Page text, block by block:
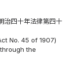
明治四十年法律第四十
No. 45 of 1907)
the